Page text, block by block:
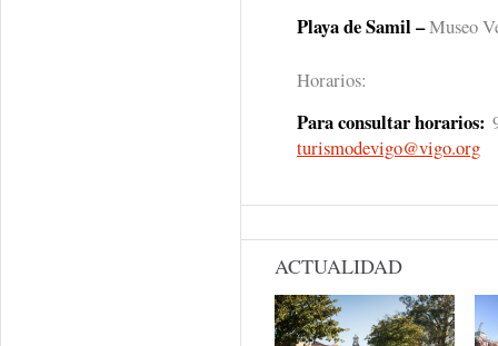
Playa de Samil –Museo
Horarios:
Para consultar horarios:
turismodevigo@vigo.org
ACTUALIDAD